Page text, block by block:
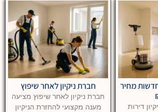
חדשות מחיר
דירות
חברת ניקיון לאחר שיפוץ
חברת ניקיון לאחר שיפוץ מציעה
מענה מקצועי להחזרת הניקיון